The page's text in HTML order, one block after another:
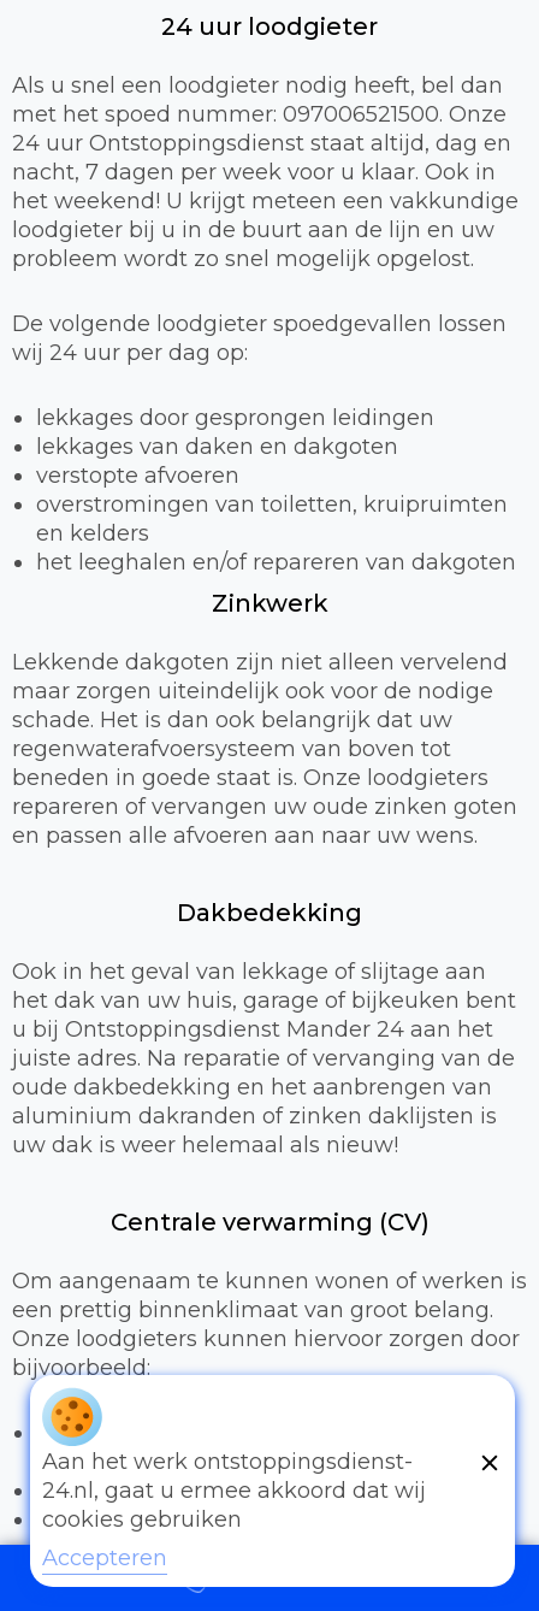
24 uur loodgieter
Als u snel een loodgieter nodig heeft, bel dan
met het spoed nummer: 097006521500. Onze
24 uur Ontstoppingsdienst staat altijd, dag en
nacht, 7 dagen per week voor u klaar. Ook in
het weekend! U krijgt meteen een vakkundige
loodgieter bij u in de buurt aan de lijn en uw
probleem wordt zo snel mogelijk opgelost.
De volgende loodgieter spoedgevallen lossen
wij 24 uur per dag op:
lekkages door gesprongen leidingen
lekkages van daken en dakgoten
verstopte afvoeren
overstromingen van toiletten, kruipruimten
en kelders
het leeghalen en/of repareren van dakgoten
Zinkwerk
Lekkende dakgoten zijn niet alleen vervelend
maar zorgen uiteindelijk ook voor de nodige
schade. Het is dan ook belangrijk dat uw
regenwaterafvoersysteem van boven tot
beneden in goede staat is. Onze loodgieters
repareren of vervangen uw oude zinken goten
en passen alle afvoeren aan naar uw wens.
Dakbedekking
Ook in het geval van lekkage of slijtage aan
het dak van uw huis, garage of bijkeuken bent
u bij Ontstoppingsdienst Mander 24 aan het
juiste adres. Na reparatie of vervanging van de
oude dakbedekking en het aanbrengen van
aluminium dakranden of zinken daklijsten is
uw dak is weer helemaal als nieuw!
Centrale verwarming (CV)
Om aangenaam te kunnen wonen of werken is
een prettig binnenklimaat van groot belang.
Onze loodgieters kunnen hiervoor zorgen door
bijvoorbeeld:
Het uitbreiden of compleet installeren van
een cv-installatie
Vervangen van radiatoren/radiatorkranen
Vloerverwarming
Aan het werk ontstoppingsdienst-
24.nl, gaat u ermee akkoord dat wij
cookies gebruiken
Accepteren